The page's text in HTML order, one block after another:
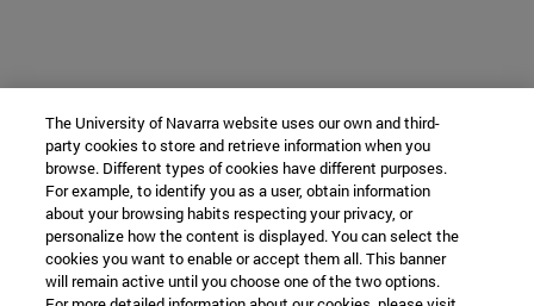
The University of Navarra website uses our own and third-
party cookies to store and retrieve information when you
browse. Different types of cookies have different purposes.
For example, to identify you as a user, obtain information
about your browsing habits respecting your privacy, or
personalize how the content is displayed. You can select the
cookies you want to enable or accept them all. This banner
will remain active until you choose one of the two options.